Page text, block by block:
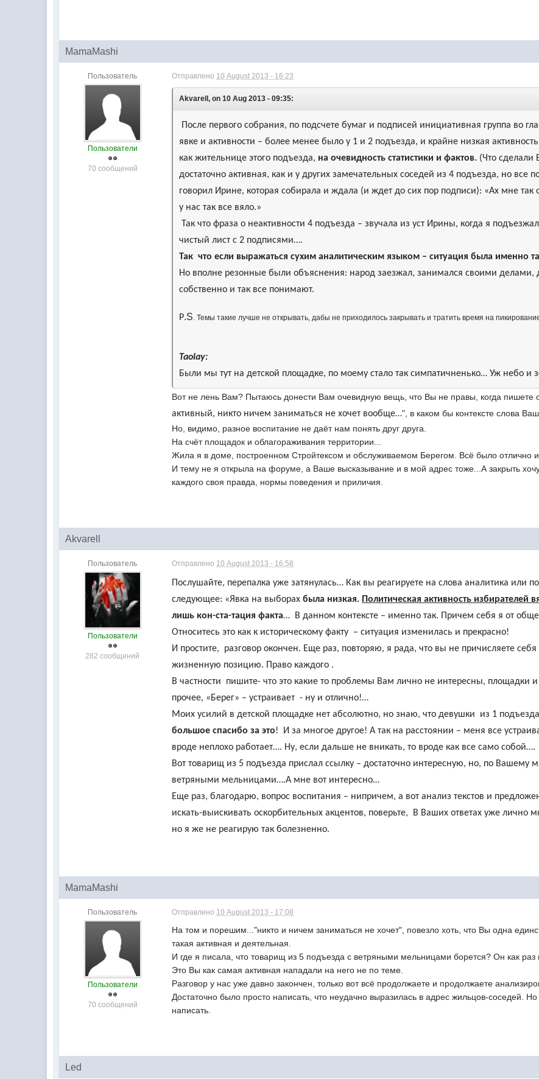
MamaMashi
Пользователь
Пользователи
70 сообщений
Отправлено 10 August 2013 - 16:23
Akvarell, on 10 Aug 2013 - 09:35:
После первого собрания, по подсчете бумаг и подписей инициативная группа во
явке и активности – более менее было у 1 и 2 подъезда, и крайне низкая
как жительнице этого подъезда, на очевидность статистики и фактов. (Что
достаточно активная, как и у других замечательных соседей из 4 подъезда, но
говорил Ирине, которая собирала и ждала (и ждет до сих пор подписи): «Ах мне
у нас так все вяло.»
Так что фраза о неактивности 4 подъезда – звучала из уст Ирины, когда я
чистый лист с 2 подписями….
Так что если выражаться сухим аналитическим языком – ситуация была именно
Но вполне резонные были объяснения: народ заезжал, занимался своими делами,
собственно и так все понимают.
P.S. Темы такие лучше не открывать, дабы не приходилось закрывать и тратить время на
Taolay:
Были мы тут на детской площадке, по моему стало так симпатичненько… Уж небо и
Вот не лень Вам? Пытаюсь донести Вам очевидную вещь, что Вы не правы, когда пишете
активный, никто ничем заниматься не хочет вообще…", в каком бы контексте слова
Но, видимо, разное воспитание не даёт нам понять друг друга.
На счёт площадок и облагораживания территории...
Жила я в доме, построенном Стройтексом и обслуживаемом Берегом. Всё было отлично и
И тему не я открыла на форуме, а Ваше высказывание и в мой адрес тоже...А закрыть
каждого своя правда, нормы поведения и приличия.
Akvarell
Пользователь
Пользователи
282 сообщений
Отправлено 10 August 2013 - 16:58
Послушайте, перепалка уже затянулась… Как вы реагируете на слова аналитика или
следующее: «Явка на выборахбыла низкая. Политическая активность избирателей
лишь кон-ста-тация факта… В данном контексте – именно так. Причем себя я от
Относитесь это как к историческому факту – ситуация изменилась и прекрасно!
И простите, разговор окончен. Еще раз, повторяю, я рада, что вы не причисляете
жизненную позицию. Право каждого .
В частности пишите- что это какие то проблемы Вам лично не интересны, площадки
прочее, «Берег» – устраивает - ну и отлично!…
Моих усилий в детской площадке нет абсолютно, но знаю, что девушки из 1
большое спасибо за это! И за многое другое! А так на расстоянии – меня все
вроде неплохо работает…. Ну, если дальше не вникать, то вроде как все само собой….
Вот товарищ из 5 подъезда прислал ссылку – достаточно интересную, но, по Вашему
ветряными мельницами….А мне вот интересно…
Еще раз, благодарю, вопрос воспитания – нипричем, а вот анализ текстов и
искать-выискивать оскорбительных акцентов, поверьте, В Ваших ответах уже лично
но я же не реагирую так болезненно.
MamaMashi
Пользователь
Пользователи
70 сообщений
Отправлено 10 August 2013 - 17:08
На том и порешим..."никто и ничем заниматься не хочет", повезло хоть, что Вы одна
такая активная и деятельная.
И где я писала, что товарищ из 5 подъезда с ветряными мельницами борется? Он как раз
Это Вы как самая активная нападали на него не по теме.
Разговор у нас уже давно закончен, только вот всё продолжаете и продолжаете
Достаточно было просто написать, что неудачно выразилась в адрес жильцов-соседей.
написать.
Led